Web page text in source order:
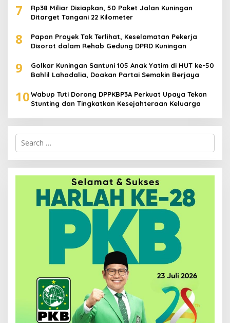
7
Rp38 Miliar Disiapkan, 50 Paket Jalan Kuningan
Ditarget Tangani 22 Kilometer
8
Papan Proyek Tak Terlihat, Keselamatan Pekerja
Disorot dalam Rehab Gedung DPRD Kuningan
9
Golkar Kuningan Santuni 105 Anak Yatim di HUT ke-50
Bahlil Lahadalia, Doakan Partai Semakin Berjaya
10Wabup Tuti Dorong DPPKBP3A Perkuat Upaya Tekan
Stunting dan Tingkatkan Kesejahteraan Keluarga
Search
for: